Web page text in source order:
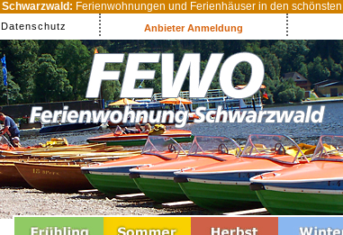
Ferienwohnungen und Ferienhäuser in den
Datenschutz Anbieter Anmeldung